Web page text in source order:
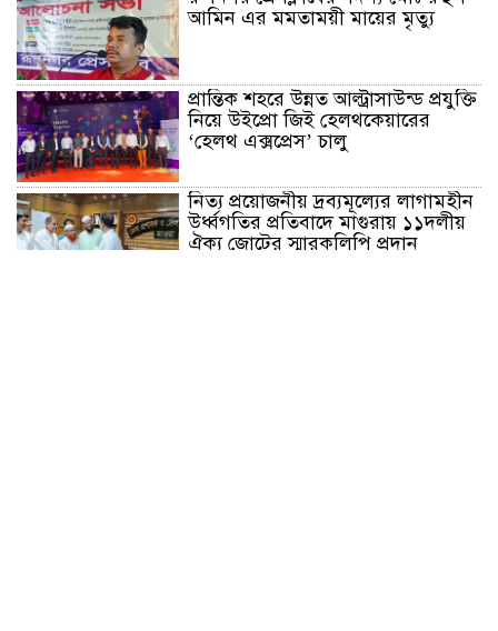
আমিন এর মমতাময়ী মায়ের মৃত্যু
প্রান্তিক শহরে উন্নত আল্ট্রাসাউন্ড প্রযুক্তি
নিয়ে উইপ্রো জিই হেলথকেয়ারের
‘হেলথ এক্সপ্রেস’ চালু
নিত্য প্রয়োজনীয় দ্রব্যমূল্যের লাগামহীন
উর্ধ্বগতির প্রতিবাদে মাগুরায় ১১দলীয়
ঐক্য জোটের স্মারকলিপি প্রদান